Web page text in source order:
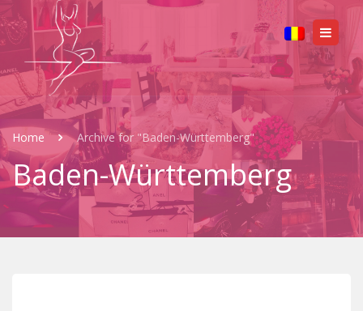
Home Archive for "Baden-Württemberg"
Baden-Württemberg